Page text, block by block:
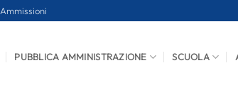
Ammissioni
PUBBLICA AMMINISTRAZIONE SCUOLA